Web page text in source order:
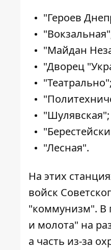
"Героев
"Майдан
"Дворец
"Театрально";
"Шулявская";
"Лесная".
На этих
войск
"коммунизм". В
и молота" на
а часть из-за